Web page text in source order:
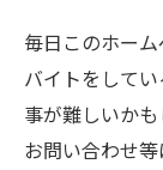
毎日このホー
バイトをして
事が難しいかも
お問い合わせ